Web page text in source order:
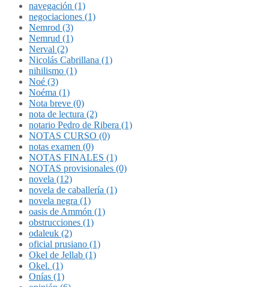
navegación (1)
negociaciones (1)
Nemrod (3)
Nemrud (1)
Nerval (2)
Nicolás Cabrillana (1)
nihilismo (1)
Noé (3)
Noéma (1)
Nota breve (0)
nota de lectura (2)
notario Pedro de Ribera (1)
NOTAS CURSO (0)
notas examen (0)
NOTAS FINALES (1)
NOTAS provisionales (0)
novela (12)
novela de caballería (1)
novela negra (1)
oasis de Ammón (1)
obstrucciones (1)
odaleuk (2)
oficial prusiano (1)
Okel de Jellab (1)
Okel. (1)
Onías (1)